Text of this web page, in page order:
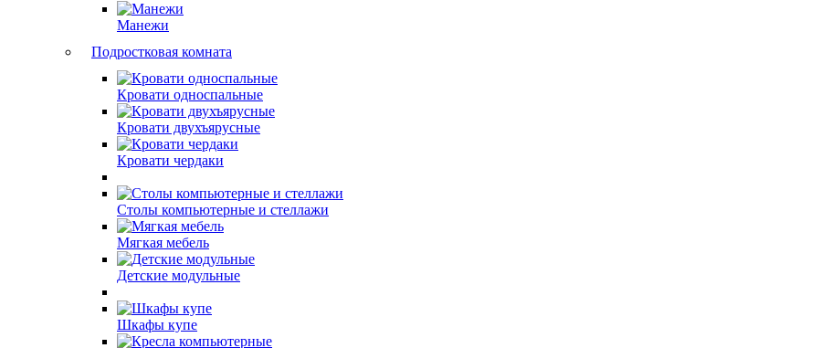
Манежи
Подростковая комната
Кровати односпальные
Кровати двухъярусные
Кровати чердаки
Столы компьютерные и стеллажи
Мягкая мебель
Детские модульные
Шкафы купе